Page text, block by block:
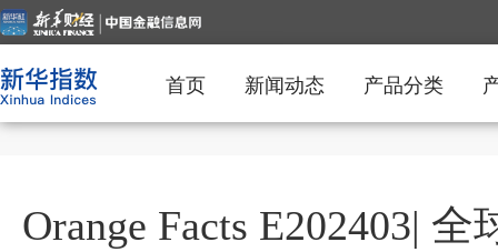
首页 新闻动态 产品分类
Orange Facts E202403|